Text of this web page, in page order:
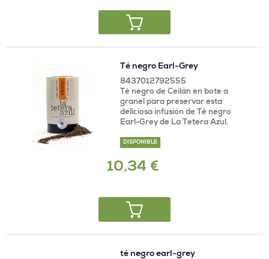
Té negro Earl-Grey
8437012792555
Té negro de Ceilán en bote a
granel para preservar esta
deliciosa infusión de Té negro
Earl-Grey de La Tetera Azul.
DISPONIBLE
10,34 €
té negro earl-grey